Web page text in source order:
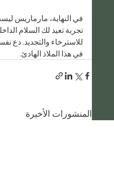
في النهاية، مارماريس
تجربة تعيد لك السلام
للاسترخاء والتجديد. دع
في هذا الملاذ الهادئ.
المنشورات الأخيرة